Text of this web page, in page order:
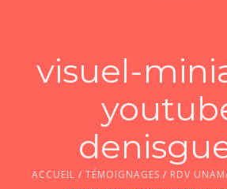
LES JOURNÉES 2026 ⌵
ACTUS & DOSSIERS
visuel-
ACCUEIL / TÉMOIGNAGES / RDV